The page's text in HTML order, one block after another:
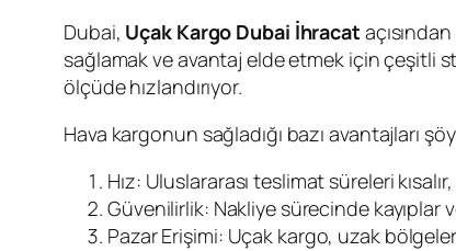
Dubai, Uçak Kargo Dubai İhracat
sağlamak ve avantaj elde etmek için çeşitli
ölçüde hızlandırıyor.
Hava kargonun sağladığı bazı avantajları
Hız: Uluslararası teslimat süreleri
Güvenilirlik: Nakliye sürecinde kayıplar
Pazar Erişimi: Uçak kargo, uzak